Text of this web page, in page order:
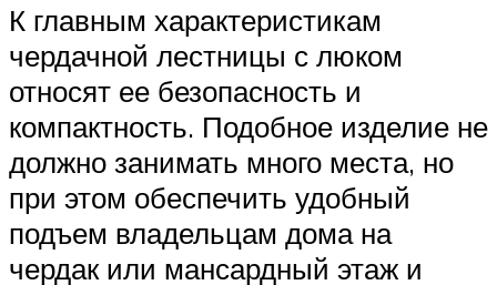
К главным характеристикам
чердачной лестницы с люком
относят ее безопасность и
компактность. Подобное изделие не
должно занимать много места, но
при этом обеспечить удобный
подъем владельцам дома на
чердак или мансардный этаж и